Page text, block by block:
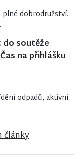
dobrodružství.
do soutěže
na přihlášku
odpadů, aktivní
články